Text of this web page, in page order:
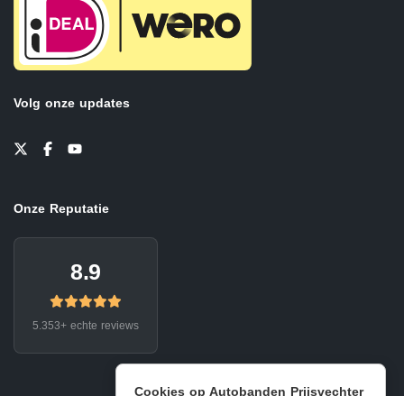
Cookies op Autobanden Prijsvechter
Volg onze updates
Onze Reputatie
8.9
5.353+ echte reviews